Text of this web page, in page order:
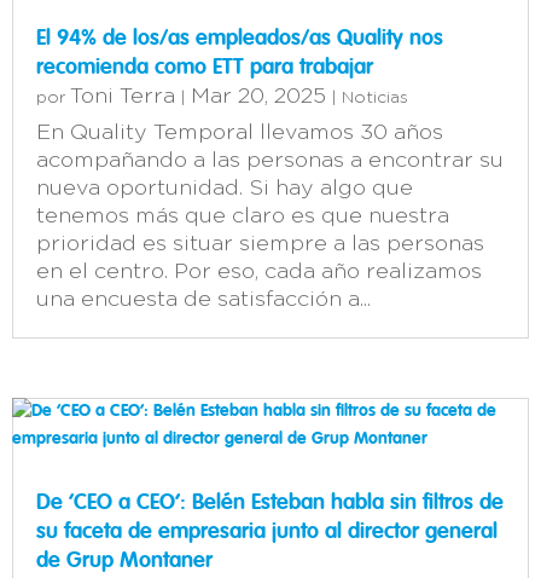
El 94% de los/as empleados/as Quality nos
recomienda como ETT para trabajar
por Toni Terra Mar 20, 2025 Noticias
En Quality Temporal llevamos 30 años
acompañando a las personas a encontrar su
nueva oportunidad. Si hay algo que
tenemos más que claro es que nuestra
prioridad es situar siempre a las personas
en el centro. Por eso, cada año realizamos
una encuesta de satisfacción a...
De ‘CEO a CEO’: Belén Esteban habla sin filtros de
su faceta de empresaria junto al director general
de Grup Montaner